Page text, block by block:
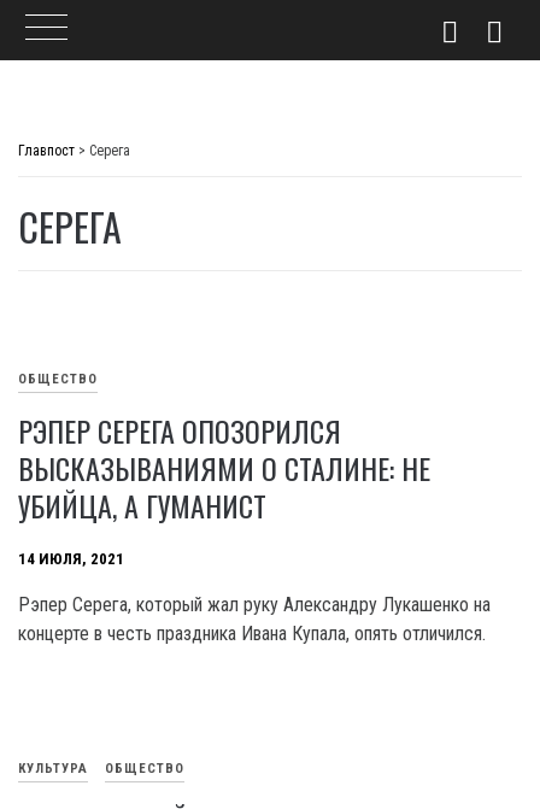
Главпост > Серега
СЕРЕГА
ОБЩЕСТВО
РЭПЕР СЕРЕГА ОПОЗОРИЛСЯ
ВЫСКАЗЫВАНИЯМИ О СТАЛИНЕ: НЕ
УБИЙЦА, А ГУМАНИСТ
14 ИЮЛЯ, 2021
Рэпер Серега, который жал руку Александру Лукашенко на
концерте в честь праздника Ивана Купала, опять отличился.
КУЛЬТУРА ОБЩЕСТВО